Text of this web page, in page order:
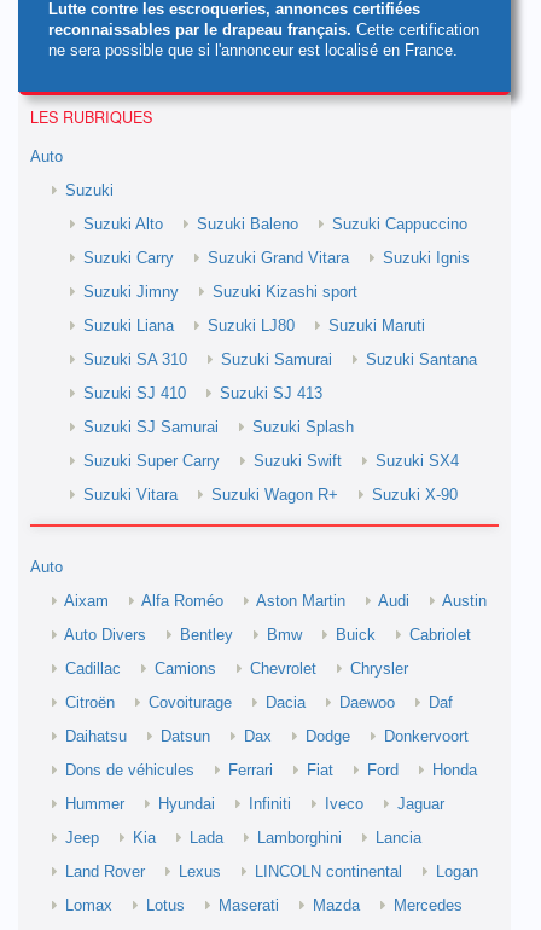
Lutte contre les escroqueries, annonces certifiées
reconnaissables par le drapeau français. Cette certification
ne sera possible que si l'annonceur est localisé en France.
LES RUBRIQUES
Auto
Suzuki
Suzuki Alto
Suzuki Baleno
Suzuki Cappuccino
Suzuki Carry
Suzuki Grand Vitara
Suzuki Ignis
Suzuki Jimny
Suzuki Kizashi sport
Suzuki Liana
Suzuki LJ80
Suzuki Maruti
Suzuki SA 310
Suzuki Samurai
Suzuki Santana
Suzuki SJ 410
Suzuki SJ 413
Suzuki SJ Samurai
Suzuki Splash
Suzuki Super Carry
Suzuki Swift
Suzuki SX4
Suzuki Vitara
Suzuki Wagon R+ Suzuki X-90
Auto
Aixam
Alfa Roméo Aston Martin Audi
Austin
Auto Divers
Bentley Bmw Buick
Cabriolet
Cadillac
Camions Chevrolet
Chrysler
Citroën
Covoiturage Dacia Daewoo
Daf
Daihatsu
Datsun Dax Dodge
Donkervoort
Dons de véhicules
Ferrari Fiat Ford
Honda
Hummer
Hyundai Infiniti Iveco
Jaguar
Jeep
Kia Lada Lamborghini
Lancia
Land Rover
Lexus LINCOLN continental
Logan
Lomax
Lotus Maserati Mazda
Mercedes